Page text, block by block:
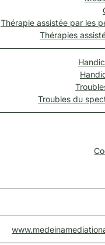
Thérapie assistée par les
Thérapies
Troubles du